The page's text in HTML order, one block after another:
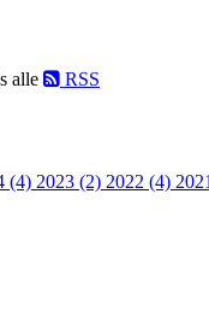
alle RSS
(4) 2023 (2) 2022 (4)